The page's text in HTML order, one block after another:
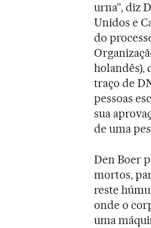
urna”, diz
Unidos e
do
holandês),
traço de
pessoas
sua
de uma
Den Boer
mortos,
reste
onde o
uma